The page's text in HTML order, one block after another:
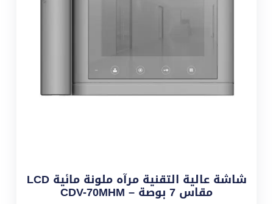
شاشة عالية التقنية مرآه ملونة مائية LCD
مقاس 7 بوصة – CDV-70MHM